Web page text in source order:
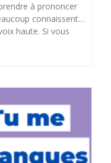
à prononcer
connaissent…
haute. Si vous